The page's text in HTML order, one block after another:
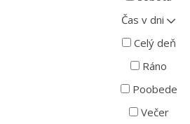
Čas v dni
Celý deň
Ráno
Poobede
Večer